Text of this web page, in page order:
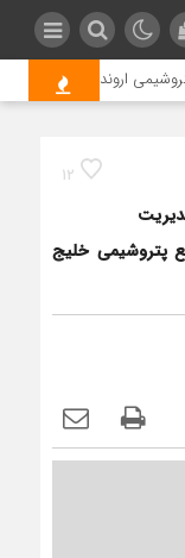
اروند؛ روایتی از
12
پتروشیمی خلیج